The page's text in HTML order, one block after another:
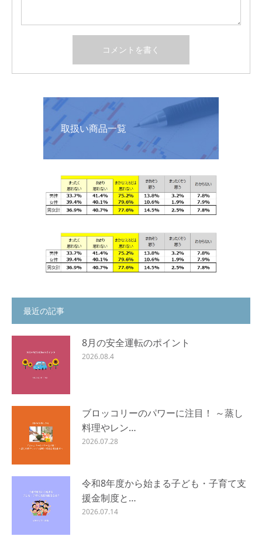
取扱い商品一覧
最近の記事
8月の安全運転のポイント
2026.08.4
ブロッコリーのパワーに注目！ ～蒸し
料理やレン…
2026.07.28
令和8年度から始まる子ども・子育て支
援金制度と…
2026.07.14